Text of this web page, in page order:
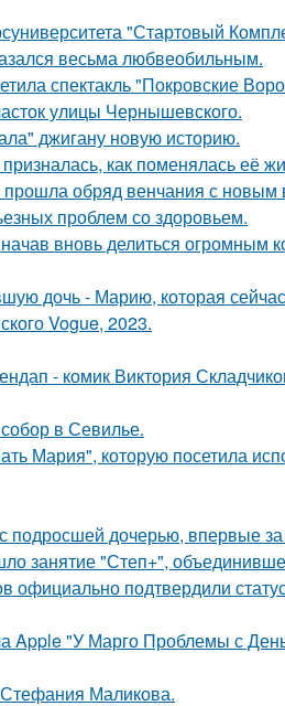
"Стартовый
весьма любвеобильным.
спектакль "Покровские
улицы Чернышевского.
джигану новую историю.
как поменялась её
обряд венчания с
проблем со здоровьем.
вновь делиться огромным
дочь - Марию, которая
Vogue, 2023.
- комик Виктория
в Севилье.
Мария", которую посетила
подросшей дочерью, впервые
занятие "Степ+",
официально подтвердили
Apple "У Марго Проблемы с
Маликова.